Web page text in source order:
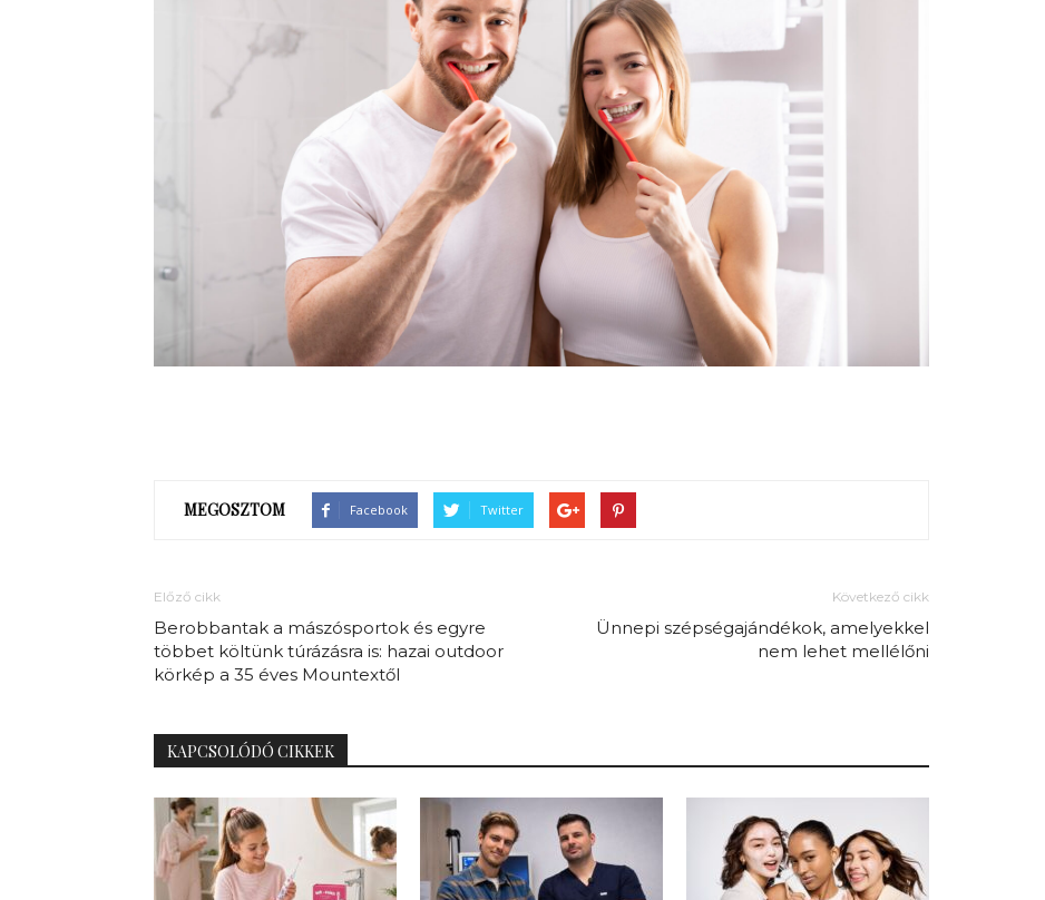
MEGOSZTOM Facebook Twitter
Előző cikk
Berobbantak a mászósportok és egyre
többet költünk túrázásra is: hazai outdoor
körkép a 35 éves Mountextől
Következő cikk
Ünnepi szépségajándékok, amelyekkel
nem lehet mellélőni
KAPCSOLÓDÓ CIKKEK